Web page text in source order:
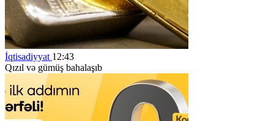
İqtisadiyyat 12:43
Qızıl və gümüş bahalaşıb